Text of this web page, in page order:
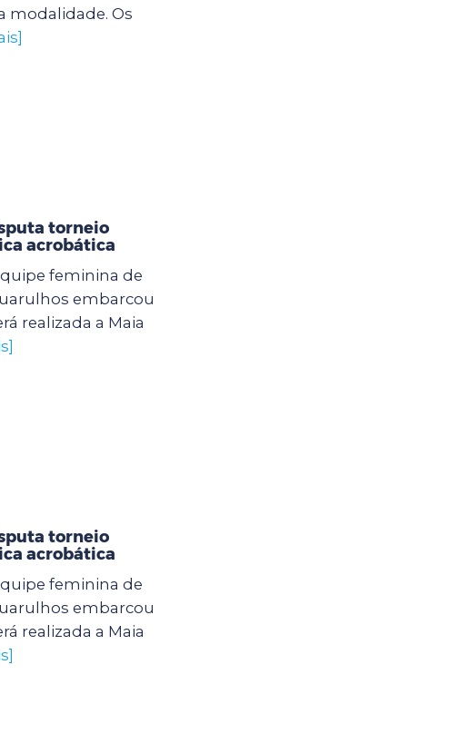
modalidade. Os
torneio
acrobática
feminina de
embarcou
realizada a Maia
torneio
acrobática
feminina de
embarcou
realizada a Maia